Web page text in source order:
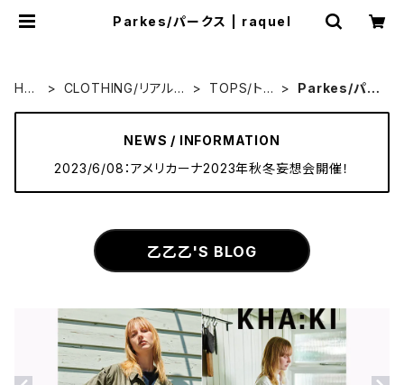
Parkes/パークス | raquel
HO
CLOTHING/リアルク
TOPS/トッ
Parkes/パー
NEWS / INFORMATION
2023/6/08：アメリカーナ2023年秋冬妄想会開催！
乙乙乙'S BLOG